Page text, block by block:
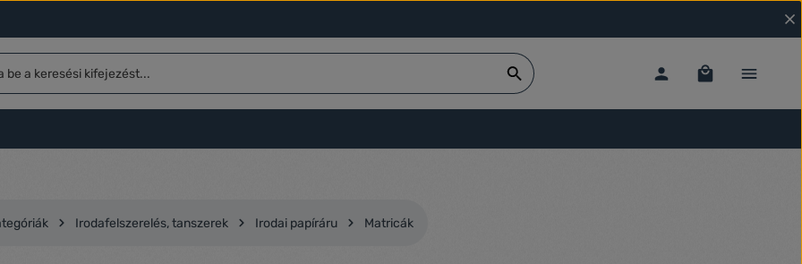
Irodafelszerelés, tanszerek Irodai papíráru Matricák